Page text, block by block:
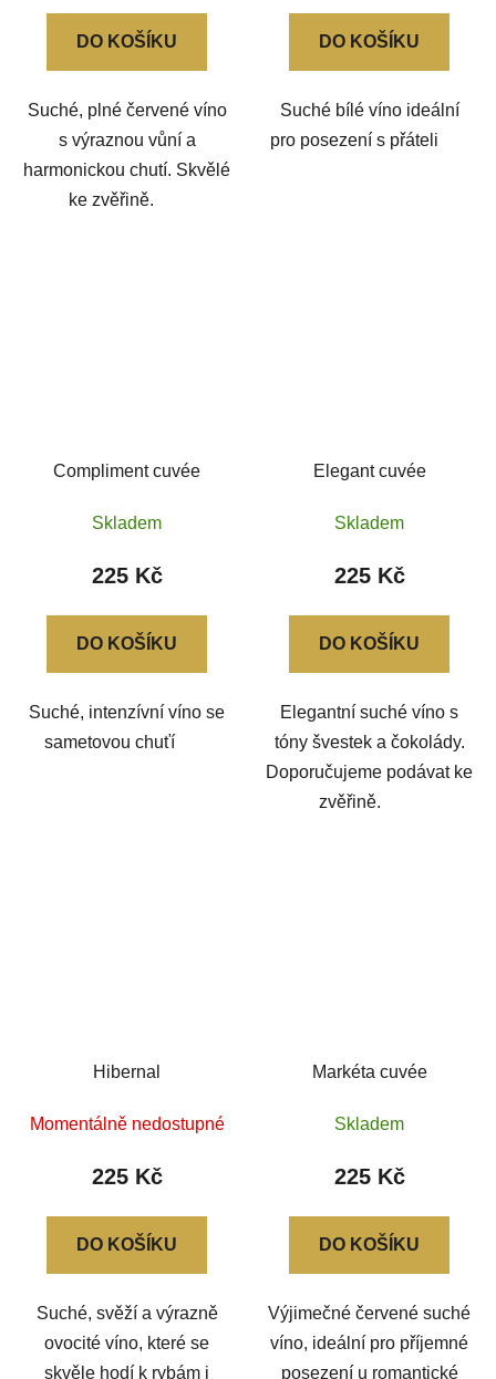
DO KOŠÍKU
Suché, plné červené víno
s výraznou vůní a
harmonickou chutí. Skvělé
ke zvěřině.
DO KOŠÍKU
Suché bílé víno ideální
pro posezení s přáteli
Compliment cuvée
Skladem
225 Kč
DO KOŠÍKU
Suché, intenzívní víno se
sametovou chuťí
Elegant cuvée
Skladem
225 Kč
DO KOŠÍKU
Elegantní suché víno s
tóny švestek a čokolády.
Doporučujeme podávat ke
zvěřině.
Hibernal
Momentálně nedostupné
225 Kč
DO KOŠÍKU
Suché, svěží a výrazně
ovocité víno, které se
skvěle hodí k rybám i
Markéta cuvée
Skladem
225 Kč
DO KOŠÍKU
Výjimečné červené suché
víno, ideální pro příjemné
posezení u romantické